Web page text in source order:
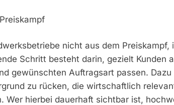
nicht aus dem Preiskampf,
Schritt besteht darin, gezielt Kunden
gewünschten Auftragsart passen.
zu rücken, die wirtschaftlich
Wer hierbei dauerhaft sichtbar ist,